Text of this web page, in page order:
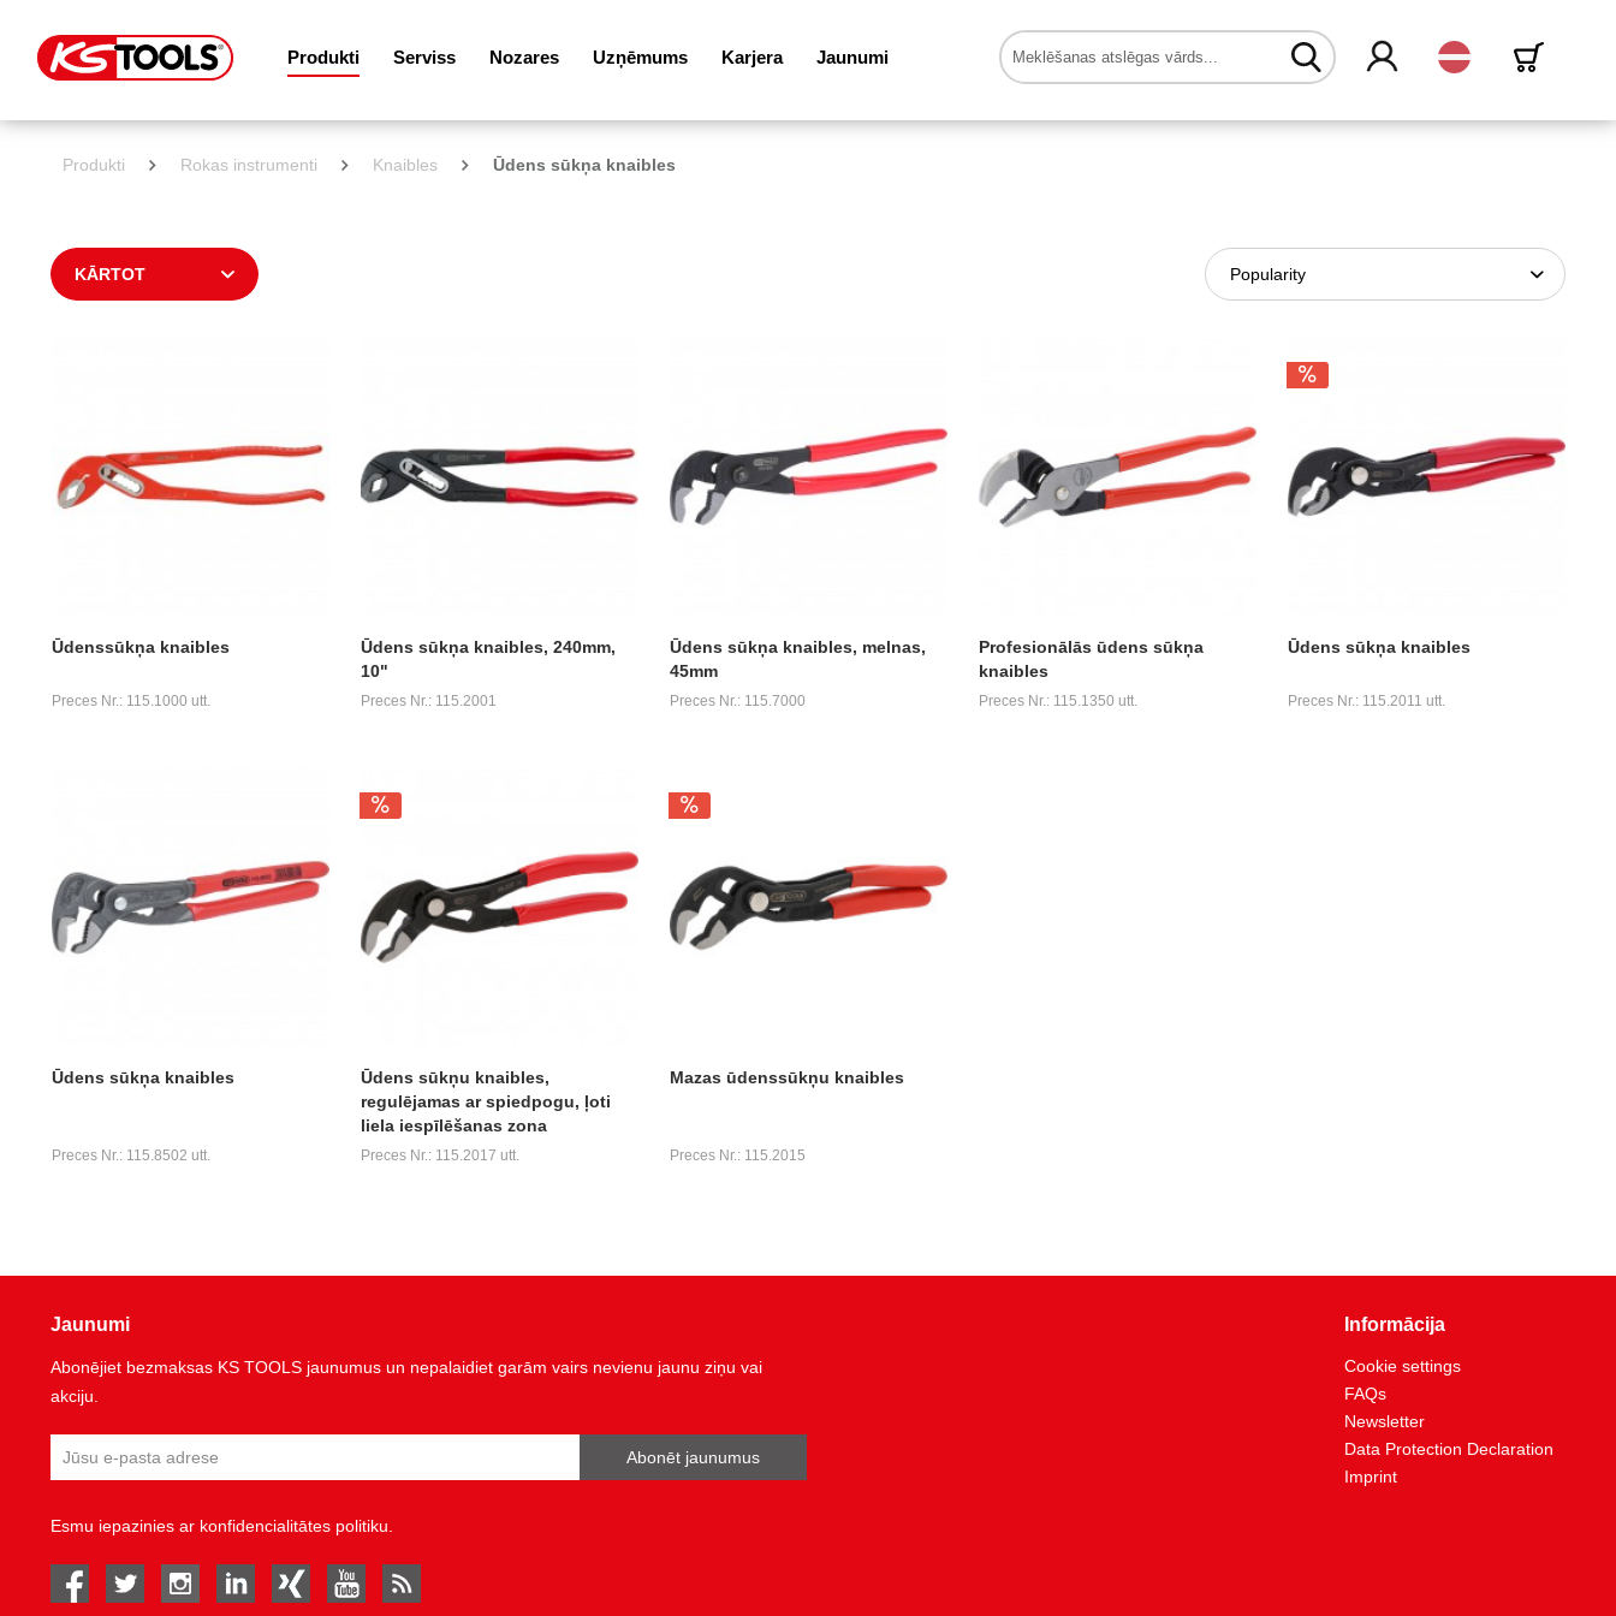
Produkti Serviss Nozares Uzņēmums Karjera Jaunumi Latvijas
Produkti Rokas instrumenti Knaibles Ūdens sūkņa knaibles
KĀRTOT
Ūdenssūkņa knaibles
Preces Nr.: 115.1000 utt.
Ūdens sūkņa knaibles, 240mm,
10"
Preces Nr.: 115.2001
Ūdens sūkņa knaibles, melnas,
45mm
Preces Nr.: 115.7000
Profesionālās ūdens sūkņa
knaibles
Preces Nr.: 115.1350 utt.
Ūdens sūkņa knaibles
Preces Nr.: 115.2011 utt.
Ūdens sūkņa knaibles
Preces Nr.: 115.8502 utt.
Ūdens sūkņu knaibles,
regulējamas ar spiedpogu, ļoti
liela iespīlēšanas zona
Preces Nr.: 115.2017 utt.
Mazas ūdenssūkņu knaibles
Preces Nr.: 115.2015
Jaunumi
Abonējiet bezmaksas KS TOOLS jaunumus un nepalaidiet garām vairs nevienu jaunu ziņu vai
akciju.
Abonēt jaunumus
Esmu iepazinies ar konfidencialitātes politiku
facebook twitter instagramlinked in Xing youtube
Informācija
Cookie settings
FAQs
Newsletter
Data Protection Declaration
Imprint